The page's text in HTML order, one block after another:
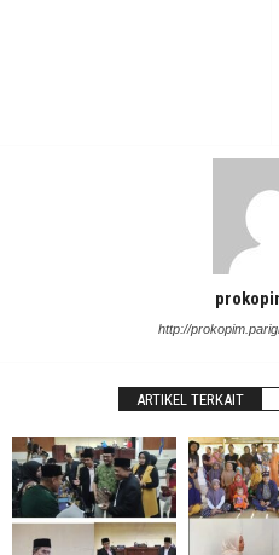
http://
ARTIKEL TERKAIT